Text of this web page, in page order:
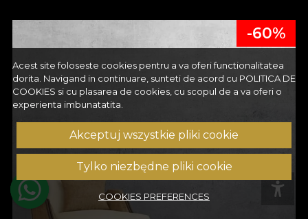
-60%
Acest site foloseste cookies pentru a va oferi functionalitatea
dorita. Navigand in continuare, sunteti de acord cu POLITICA DE
COOKIES si cu plasarea de cookies, cu scopul de a va oferi o
experienta imbunatatita.
Akceptuj wszystkie pliki cookie
Tylko niezbędne pliki cookie
COOKIES PREFERENCES